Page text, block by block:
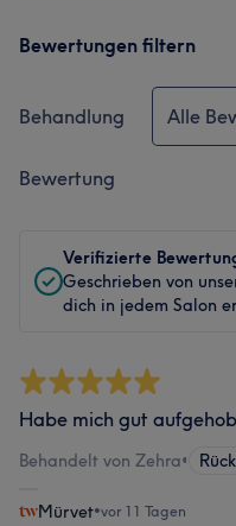
Bewertungen filtern
Behandlung Alle
Bewertung
Verifizierte
Geschrieben von
dich in jedem Salon
Habe mich gut
Behandelt von Zehra•
Mürvet•vor 11 Tagen